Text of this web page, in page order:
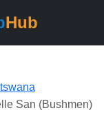
Hub
San (Bushmen)